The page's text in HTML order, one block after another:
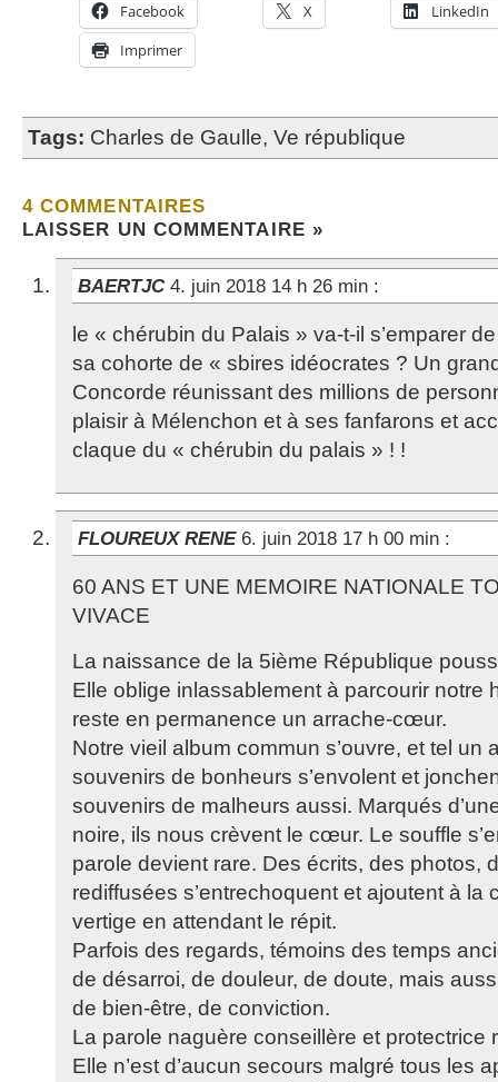
Facebook X
LinkedIn
Imprimer
Tags: Charles de Gaulle, Ve république
4 COMMENTAIRES
LAISSER UN COMMENTAIRE »
BAERTJC 4. juin 2018 14 h 26 min :
le « chérubin du Palais » va-t-il s’emparer
sa cohorte de « sbires idéocrates ? Un
Concorde réunissant des millions de
plaisir à Mélenchon et à ses fanfarons et
claque du « chérubin du palais » ! !
FLOUREUX RENE 6. juin 2018 17 h 00 min :
60 ANS ET UNE MEMOIRE NATIONALE
VIVACE
La naissance de la 5ième République
Elle oblige inlassablement à parcourir notre
reste en permanence un arrache-cœur.
Notre vieil album commun s’ouvre, et tel un
souvenirs de bonheurs s’envolent et
souvenirs de malheurs aussi. Marqués
noire, ils nous crèvent le cœur. Le souffle
parole devient rare. Des écrits, des photos,
rediffusées s’entrechoquent et ajoutent à la
vertige en attendant le répit.
Parfois des regards, témoins des temps
de désarroi, de douleur, de doute, mais
de bien-être, de conviction.
La parole naguère conseillère et protectrice
Elle n’est d’aucun secours malgré tous les